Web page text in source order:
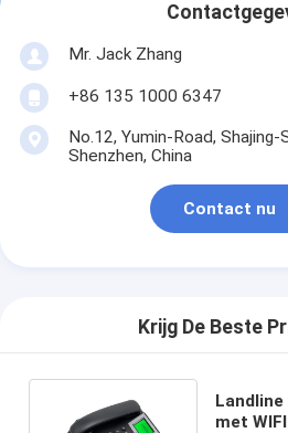
Mr. Jack Zhang
+86 135 1000 6347
No.12, Yumin-Road,
Shenzhen, China
Contact nu
Krijg De Beste
Landline
met